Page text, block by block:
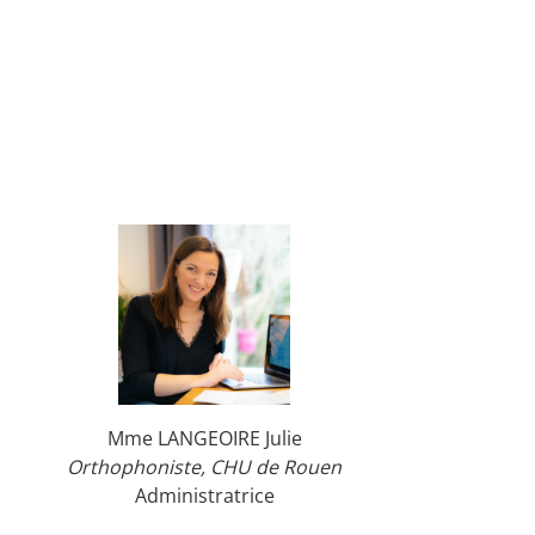
Mme LANGEOIRE Julie
Orthophoniste, CHU de Rouen
Administratrice